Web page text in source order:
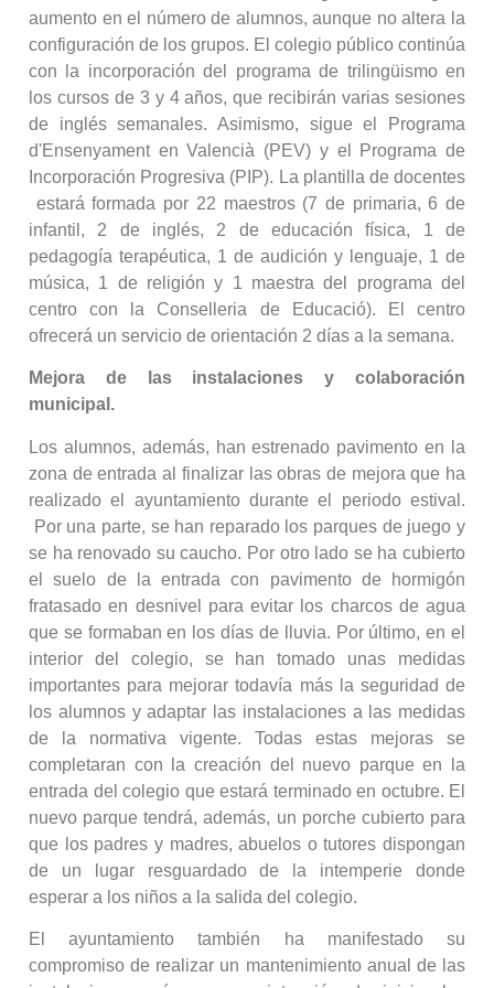
aumento en el número de alumnos, aunque no altera la
configuración de los grupos. El colegio público continúa
con la incorporación del programa de trilingüismo en
los cursos de 3 y 4 años, que recibirán varias sesiones
de inglés semanales. Asimismo, sigue el Programa
d'Ensenyament en Valencià (PEV) y el Programa de
Incorporación Progresiva (PIP). La plantilla de docentes
estará formada por 22 maestros (7 de primaria, 6 de
infantil, 2 de inglés, 2 de educación física, 1 de
pedagogía terapéutica, 1 de audición y lenguaje, 1 de
música, 1 de religión y 1 maestra del programa del
centro con la Conselleria de Educació). El centro
ofrecerá un servicio de orientación 2 días a la semana.
Mejora de las instalaciones y colaboración
municipal.
Los alumnos, además, han estrenado pavimento en la
zona de entrada al finalizar las obras de mejora que ha
realizado el ayuntamiento durante el periodo estival.
Por una parte, se han reparado los parques de juego y
se ha renovado su caucho. Por otro lado se ha cubierto
el suelo de la entrada con pavimento de hormigón
fratasado en desnivel para evitar los charcos de agua
que se formaban en los días de lluvia. Por último, en el
interior del colegio, se han tomado unas medidas
importantes para mejorar todavía más la seguridad de
los alumnos y adaptar las instalaciones a las medidas
de la normativa vigente. Todas estas mejoras se
completaran con la creación del nuevo parque en la
entrada del colegio que estará terminado en octubre. El
nuevo parque tendrá, además, un porche cubierto para
que los padres y madres, abuelos o tutores dispongan
de un lugar resguardado de la intemperie donde
esperar a los niños a la salida del colegio.
El ayuntamiento también ha manifestado su
compromiso de realizar un mantenimiento anual de las